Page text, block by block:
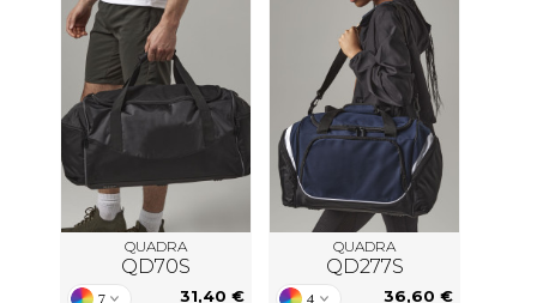
GEN
MORNING STUDIOS
SEGURIDAD
QUADRA
QD70S
7 31,40 €
QUADRA
QD277S
4 36,60 €